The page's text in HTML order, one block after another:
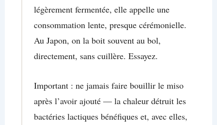
légèrement fermentée, elle appelle une
consommation lente, presque cérémonielle.
Au Japon, on la boit souvent au bol,
directement, sans cuillère. Essayez.
Important : ne jamais faire bouillir le miso
après l’avoir ajouté — la chaleur détruit les
bactéries lactiques bénéfiques et, avec elles,